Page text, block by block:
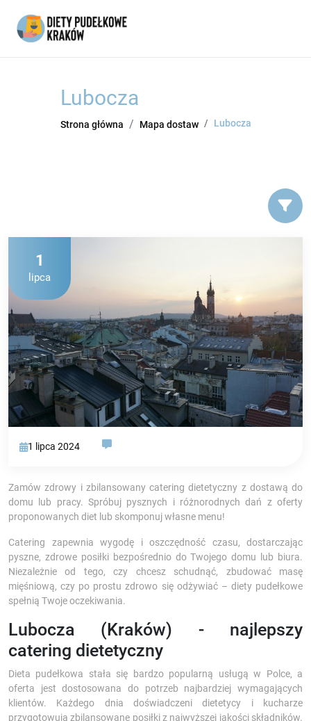
Lubocza
Strona główna Mapa dostaw Lubocza
1 lipca 2024
1
lipca
Zamów zdrowy i zbilansowany catering dietetyczny z dostawą do
domu lub pracy. Spróbuj pysznych i różnorodnych dań z oferty
proponowanych diet lub skomponuj własne menu!
Catering zapewnia wygodę i oszczędność czasu, dostarczając
pyszne, zdrowe posiłki bezpośrednio do Twojego domu lub biura.
Niezależnie od tego, czy chcesz schudnąć, zbudować masę
mięśniową, czy po prostu zdrowo się odżywiać – diety pudełkowe
spełnią Twoje oczekiwania.
Lubocza (Kraków) - najlepszy
catering dietetyczny
Dieta pudełkowa stała się bardzo popularną usługą w Polce, a
oferta jest dostosowana do potrzeb najbardziej wymagających
klientów. Każdego dnia doświadczeni dietetycy i kucharze
przygotowują zbilansowane posiłki z najwyższej jakości składników.